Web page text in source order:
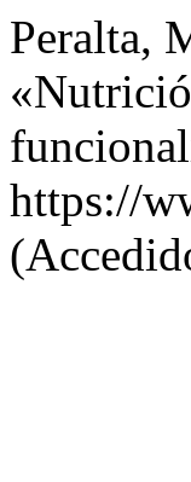
Peralta,
https://